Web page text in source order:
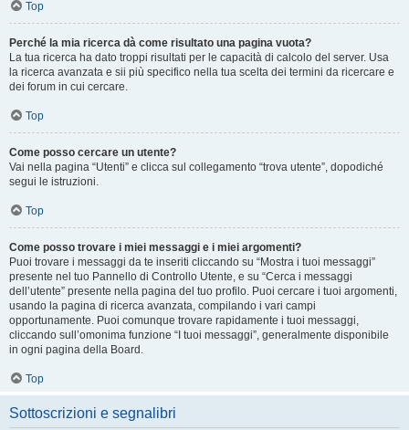
Top
Perché la mia ricerca dà come risultato una pagina vuota?
La tua ricerca ha dato troppi risultati per le capacità di calcolo del server. Usa
la ricerca avanzata e sii più specifico nella tua scelta dei termini da ricercare e
dei forum in cui cercare.
Top
Come posso cercare un utente?
Vai nella pagina “Utenti” e clicca sul collegamento “trova utente”, dopodiché
segui le istruzioni.
Top
Come posso trovare i miei messaggi e i miei argomenti?
Puoi trovare i messaggi da te inseriti cliccando su “Mostra i tuoi messaggi”
presente nel tuo Pannello di Controllo Utente, e su “Cerca i messaggi
dell’utente” presente nella pagina del tuo profilo. Puoi cercare i tuoi argomenti,
usando la pagina di ricerca avanzata, compilando i vari campi
opportunamente. Puoi comunque trovare rapidamente i tuoi messaggi,
cliccando sull’omonima funzione “I tuoi messaggi”, generalmente disponibile
in ogni pagina della Board.
Top
Sottoscrizioni e segnalibri